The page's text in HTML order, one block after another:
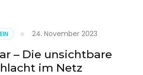
24. November 2023
– Die unsichtbare
im Netz